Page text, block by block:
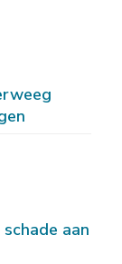
aan